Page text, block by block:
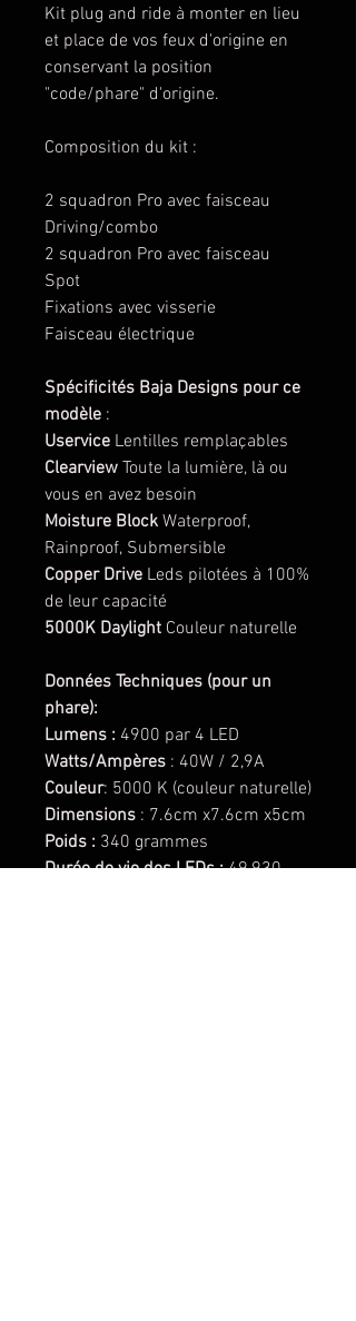
Kit plug and ride à monter en lieu
et place de vos feux d'origine en
conservant la position
"code/phare" d'origine.
Composition du kit :
2 squadron Pro avec faisceau
Driving/combo
2 squadron Pro avec faisceau
Spot
Fixations avec visserie
Faisceau électrique
Spécificités Baja Designs pour ce
modèle :
Uservice Lentilles remplaçables
Clearview Toute la lumière, là ou
vous en avez besoin
Moisture Block Waterproof,
Rainproof, Submersible
Copper Drive Leds pilotées à 100%
de leur capacité
5000K Daylight Couleur naturelle
Données Techniques (pour un
phare):
Lumens : 4900 par 4 LED
Watts/Ampères : 40W / 2,9A
Couleur: 5000 K (couleur naturelle)
Dimensions : 7.6cm x7.6cm x5cm
Poids : 340 grammes
Durée de vie des LEDs :49,930